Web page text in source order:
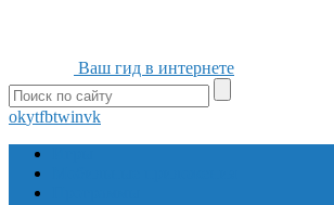
Ваш гид в интернете
okytfbtwinvk